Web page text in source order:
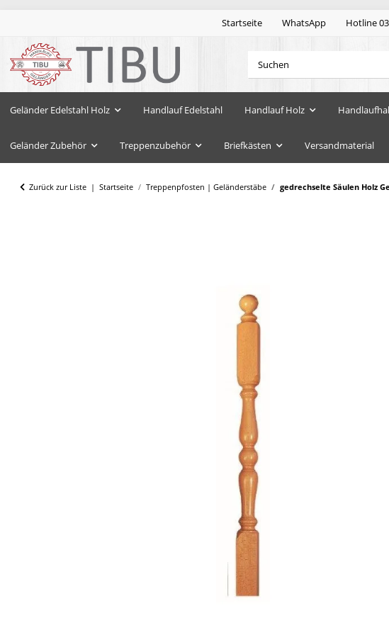
Startseite WhatsApp Hotline
Geländer Edelstahl Holz Handlauf Edelstahl Handlauf Holz
Geländer Zubehör Treppenzubehör Briefkästen Versandmaterial
Zurück zur Liste Startseite Treppenpfosten | Geländerstäbe gedrechselte Säulen Holz